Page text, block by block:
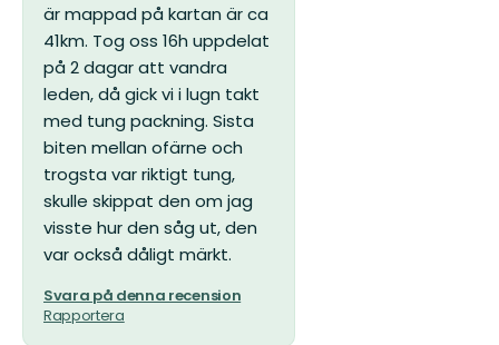
är mappad på kartan är ca
41km. Tog oss 16h uppdelat
på 2 dagar att vandra
leden, då gick vi i lugn takt
med tung packning. Sista
biten mellan ofärne och
trogsta var riktigt tung,
skulle skippat den om jag
visste hur den såg ut, den
var också dåligt märkt.
Svara på denna recension
Rapportera